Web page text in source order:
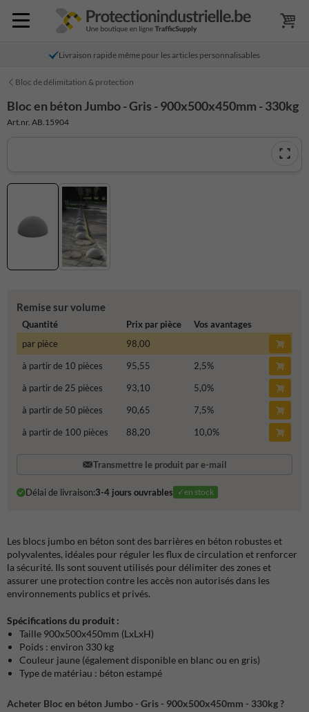
Livraison rapide même pour les articles personnalisables
Bloc de délimitation & protection
Bloc en béton Jumbo - Gris - 900x500x450mm - 330kg
Art.nr. AB.15904
Remise sur volume
Quantité Prix par pièce
Vos avantages
par pièce
98,00
à partir de 10 pièces
95,55 2,5%
à partir de 25 pièces
93,10 5,0%
à partir de 50 pièces
90,65 7,5%
à partir de 100 pièces
88,20 10,0%
Transmettre le produit par e-mail
Délai de livraison:3-4 jours ouvrables ✓en stock
Les blocs jumbo en béton sont des barrières en béton robustes et
polyvalentes, idéales pour réguler les flux de circulation et renforcer
la sécurité. Ils sont souvent utilisés pour délimiter des zones et
assurer une protection contre les accès non autorisés dans les
environnements publics et privés.
Spécifications du produit :
Taille 900x500x450mm (LxLxH)
Poids : environ 330 kg
Couleur jaune (également disponible en blanc ou en gris)
Type de matériau : béton estampé
Acheter Bloc en béton Jumbo - Gris - 900x500x450mm - 330kg ?